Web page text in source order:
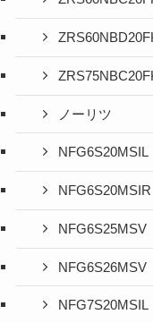
ノーリツ
NFG6S20MSIL
NFG6S20MSIR
NFG6S25MSV
NFG6S26MSV
NFG7S20MSIL